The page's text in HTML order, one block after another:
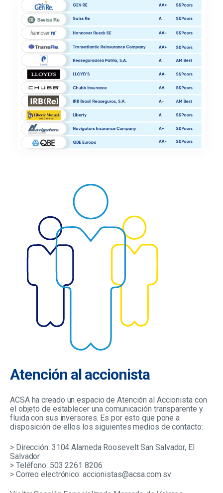
Atención al accionista
ACSA ha creado un espacio de Atención al Accionista con
el objeto de establecer una comunicación transparente y
fluida con sus inversores. Es por esto que pone a
disposición de ellos los siguientes medios de contacto:
> Dirección: 3104 Alameda Roosevelt San Salvador, El
Salvador
> Teléfono: 503 2261 8206
> Correo electrónico: accionistas@acsa.com.sv